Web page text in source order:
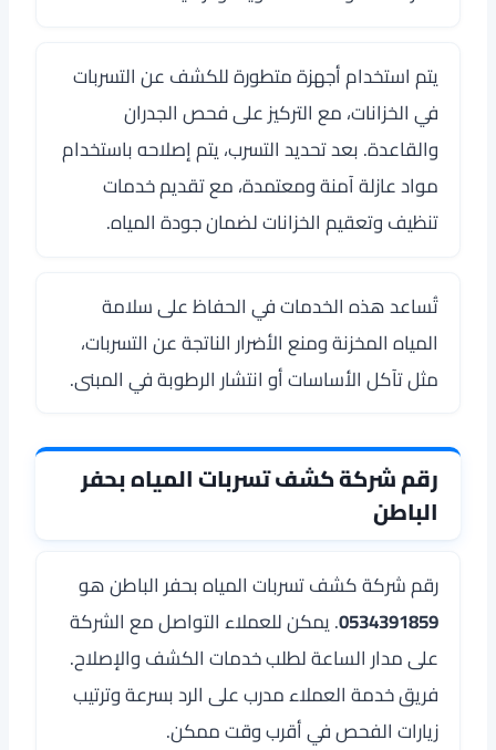
يتم استخدام أجهزة متطورة للكشف عن التسربات
في الخزانات، مع التركيز على فحص الجدران
والقاعدة. بعد تحديد التسرب، يتم إصلاحه باستخدام
مواد عازلة آمنة ومعتمدة، مع تقديم خدمات
تنظيف وتعقيم الخزانات لضمان جودة المياه.
تُساعد هذه الخدمات في الحفاظ على سلامة
المياه المخزنة ومنع الأضرار الناتجة عن التسربات،
مثل تآكل الأساسات أو انتشار الرطوبة في المبنى.
رقم شركة كشف تسربات المياه بحفر
الباطن
رقم شركة كشف تسربات المياه بحفر الباطن هو
0534391859. يمكن للعملاء التواصل مع الشركة
على مدار الساعة لطلب خدمات الكشف والإصلاح.
فريق خدمة العملاء مدرب على الرد بسرعة وترتيب
زيارات الفحص في أقرب وقت ممكن.